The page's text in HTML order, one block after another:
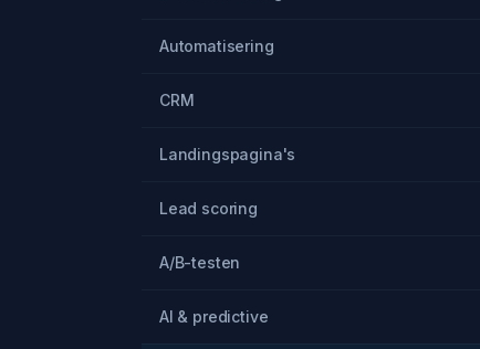
Automatisering
CRM
Landingspagina's
Lead scoring
A/B-testen
AI & predictive